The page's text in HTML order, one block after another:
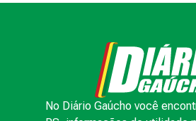
No Diário Gaúcho você